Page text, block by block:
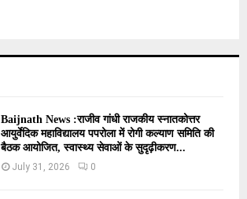
Baijnath News :राजीव गांधी राजकीय स्नातकोत्तर
आयुर्वेदिक महाविद्यालय पपरोला में रोगी कल्याण समिति की
बैठक आयोजित, स्वास्थ्य सेवाओं के सुदृढ़ीकरण...
July 31, 2026 0